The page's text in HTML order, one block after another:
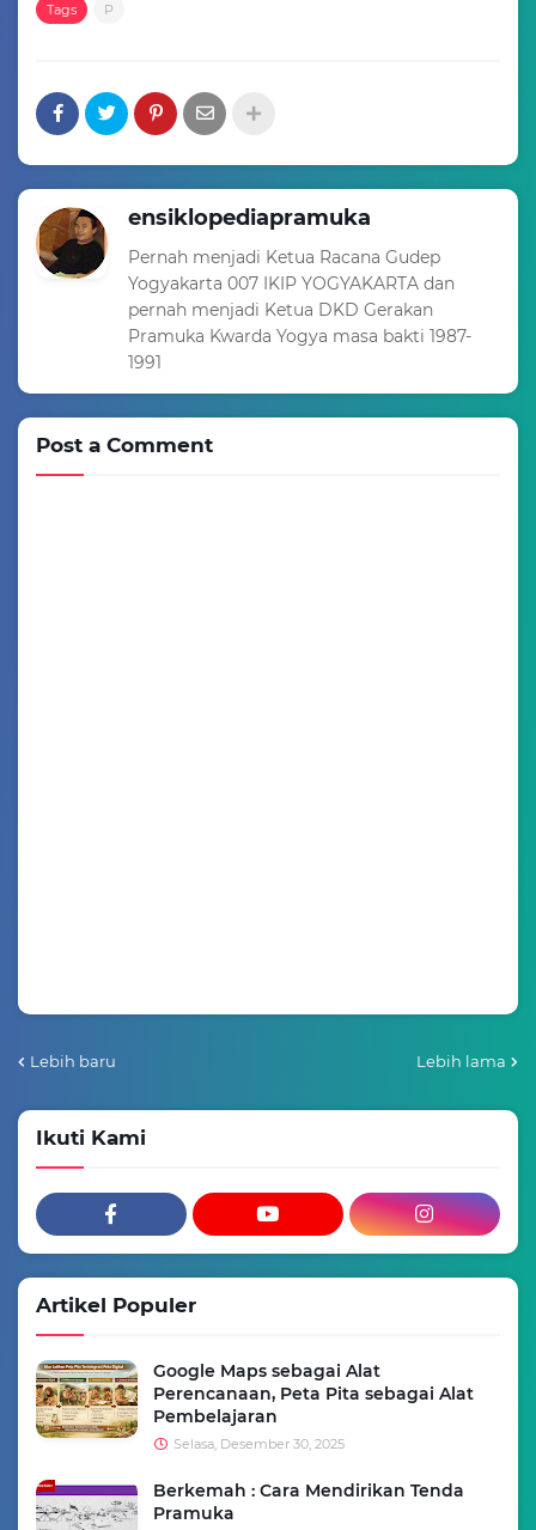
Tags P
ensiklopediapramuka
Pernah menjadi Ketua Racana Gudep
Yogyakarta 007 IKIP YOGYAKARTA dan
pernah menjadi Ketua DKD Gerakan
Pramuka Kwarda Yogya masa bakti 1987-
1991
Post a Comment
Lebih baru Lebih lama
Ikuti Kami
Artikel Populer
Google Maps sebagai Alat
Perencanaan, Peta Pita sebagai Alat
Pembelajaran
Selasa, Desember 30, 2025
Berkemah : Cara Mendirikan Tenda
Pramuka